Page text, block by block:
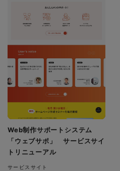
Web制作サポートシステム
「ウェブサポ」 サービスサイ
トリニューアル
サービスサイト